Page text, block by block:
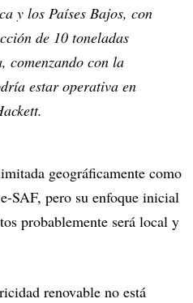
y los Países Bajos, con
de 10 toneladas
comenzando con la
estar operativa en
geográficamente como
SAF, pero su enfoque inicial
probablemente será local y
renovable no está